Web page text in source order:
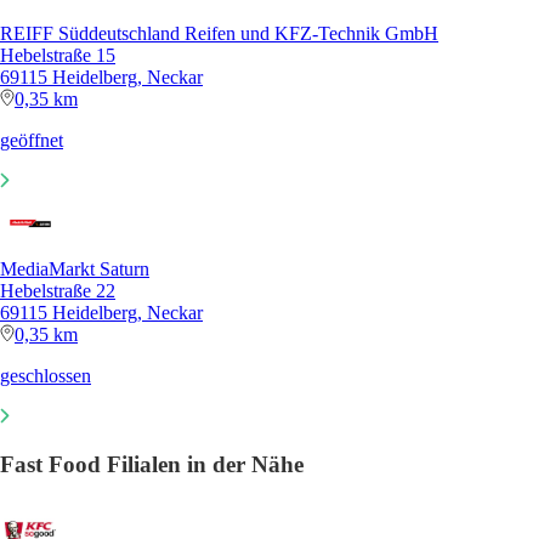
REIFF Süddeutschland Reifen und KFZ-Technik GmbH
Hebelstraße 15
69115 Heidelberg, Neckar
0,35 km
geöffnet
MediaMarkt Saturn
Hebelstraße 22
69115 Heidelberg, Neckar
0,35 km
geschlossen
Fast Food Filialen in der Nähe